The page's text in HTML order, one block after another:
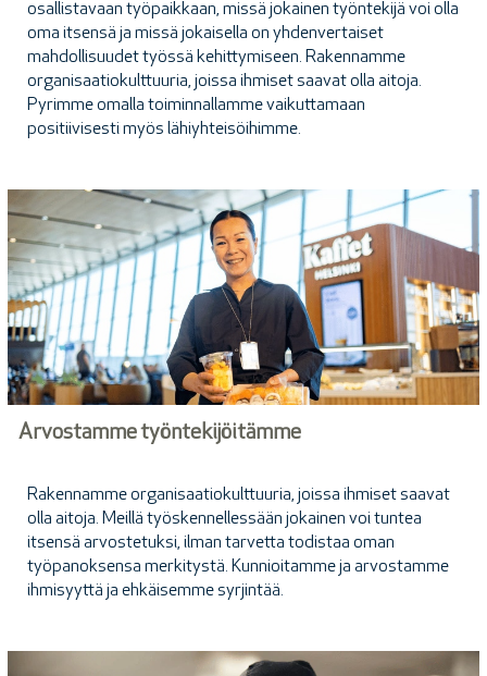
osallistavaan työpaikkaan, missä jokainen työntekijä voi olla
oma itsensä ja missä jokaisella on yhdenvertaiset
mahdollisuudet työssä kehittymiseen. Rakennamme
organisaatiokulttuuria, joissa ihmiset saavat olla aitoja.
Pyrimme omalla toiminnallamme vaikuttamaan
positiivisesti myös lähiyhteisöihimme.
Arvostamme työntekijöitämme
Rakennamme organisaatiokulttuuria, joissa ihmiset saavat
olla aitoja. Meillä työskennellessään jokainen voi tuntea
itsensä arvostetuksi, ilman tarvetta todistaa oman
työpanoksensa merkitystä. Kunnioitamme ja arvostamme
ihmisyyttä ja ehkäisemme syrjintää.